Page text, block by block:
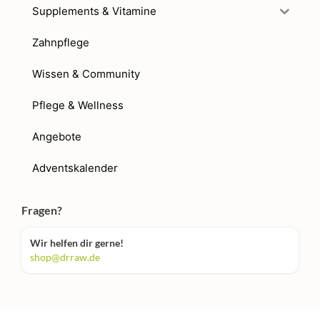
Supplements & Vitamine
Zahnpflege
Wissen & Community
Pflege & Wellness
Angebote
Adventskalender
Fragen?
Wir helfen dir gerne!
shop@drraw.de